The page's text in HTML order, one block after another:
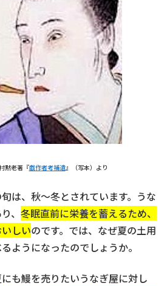
黙老著『戯作者考補遺』（写本）より
は、秋～冬とされています。うな
、 冬眠直前に栄養を蓄えるため、
しいのです。では、なぜ夏の土用
ようになったのでしょうか。
も鰻を売りたいうなぎ屋に対し